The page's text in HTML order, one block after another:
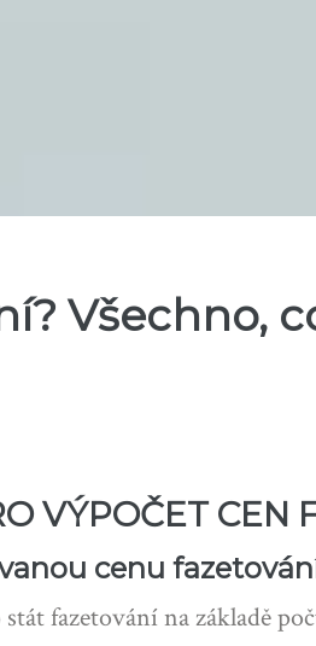
Všechno,
VÝPOČET CEN
cenu
fazetování na základě